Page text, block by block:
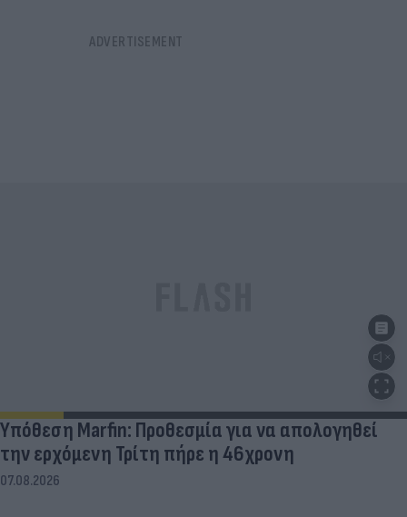
Υπόθεση Marfin: Προθεσμία για να απολογηθεί
την ερχόμενη Τρίτη πήρε η 46χρονη
07.08.2026